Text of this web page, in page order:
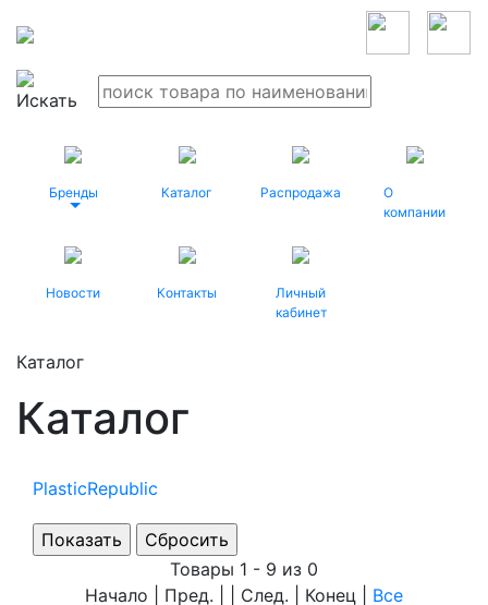
Бренды Каталог Распродажа
О
компании
Новости Контакты
Личный
кабинет
Каталог
Каталог
PlasticRepublic
Товары 1 - 9 из 0
Начало | Пред. | | След. | Конец
Все